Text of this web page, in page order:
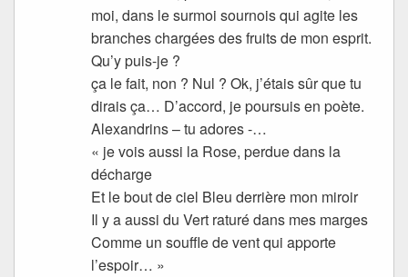
moi, dans le surmoi sournois qui agite les
branches chargées des fruits de mon esprit.
Qu’y puis-je ?
ça le fait, non ? Nul ? Ok, j’étais sûr que tu
dirais ça… D’accord, je poursuis en poète.
Alexandrins – tu adores -…
« je vois aussi la Rose, perdue dans la
décharge
Et le bout de ciel Bleu derrière mon miroir
Il y a aussi du Vert raturé dans mes marges
Comme un souffle de vent qui apporte
l’espoir… »